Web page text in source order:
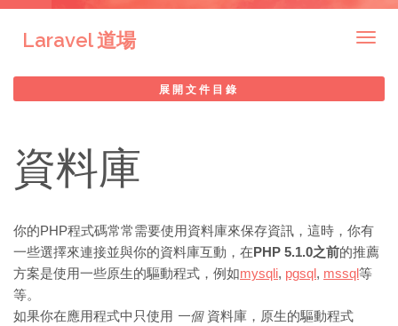
Laravel 道場
展開文件目錄
資料庫
你的PHP程式碼常常需要使用資料庫來保存資訊，這時，你有
一些選擇來連接並與你的資料庫互動，在 PHP 5.1.0之前的推薦
方案是使用一些原生的驅動程式，例如mysqli, pgsql , mssql等
等。
如果你在應用程式中只使用 一個資料庫，原生的驅動程式